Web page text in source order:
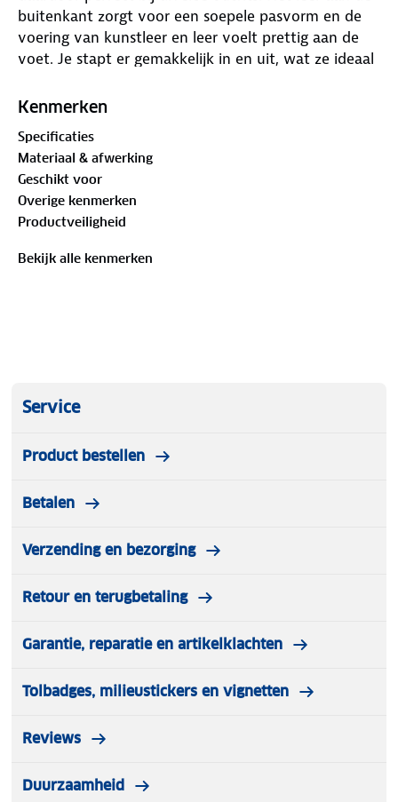
buitenkant zorgt voor een soepele pasvorm en de
voering van kunstleer en leer voelt prettig aan de
voet. Je stapt er gemakkelijk in en uit, wat ze ideaal
fijne demping, waardoor elke stap zacht aanvoelt en
vormt zich soepel om je voeten heen, wat bijdraagt
aan een ontspannen loopgevoel. De normale tot iets
bredere wijdte zorgt ervoor dat je voeten
voldoende ruimte hebben en comfortabel zitten. Of
je nu een ontspannen dag thuis hebt of een korte
wandeling maakt, deze slippers bieden je een
Kenmerken
Specificaties
Materiaal & afwerking
Geschikt voor
Overige kenmerken
Productveiligheid
Bekijk alle kenmerken
Service
Product bestellen
Betalen
Verzending en bezorging
Retour en terugbetaling
Garantie, reparatie en artikelklachten
Tolbadges, milieustickers en vignetten
Reviews
Duurzaamheid